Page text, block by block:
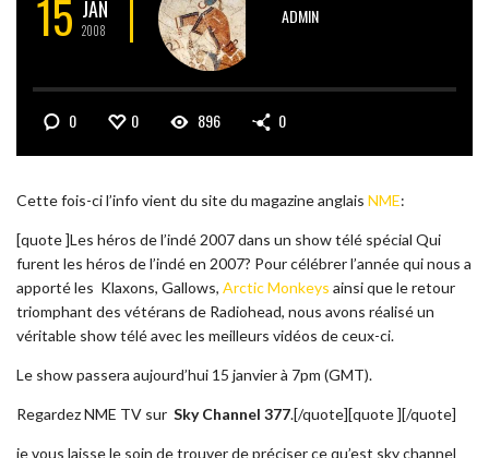
15 JAN
2008
ADMIN
0 0 896 0
Cette fois-ci l’info vient du site du magazine anglais NME:
[quote ]Les héros de l’indé 2007 dans un show télé spécial Qui
furent les héros de l’indé en 2007? Pour célébrer l’année qui nous a
apporté les Klaxons, Gallows, Arctic Monkeys ainsi que le retour
triomphant des vétérans de Radiohead, nous avons réalisé un
véritable show télé avec les meilleurs vidéos de ceux-ci.
Le show passera aujourd’hui 15 janvier à 7pm (GMT).
Regardez NME TV sur Sky Channel 377.[/quote][quote ][/quote]
je vous laisse le soin de trouver de préciser ce qu’est sky channel